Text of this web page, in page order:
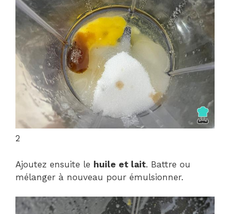
2
Ajoutez ensuite le huile et lait. Battre ou
mélanger à nouveau pour émulsionner.